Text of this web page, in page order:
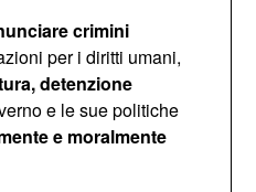
crimini
per i diritti umani,
detenzione
e le sue politiche
e moralmente